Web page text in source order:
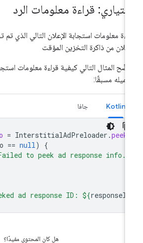
قراءة معلومات الرد
معلومات استجابة الإعلان التالي الذي تم
من ذاكرة التخزين المؤقت
المثال التالي كيفية قراءة معلومات استجابة
مسبقًا:
Kotlin
= InterstitialAdPreloader.
== null
"Failed to peek ad response info."
ad response ID: ${
هل كان المحتوى مفيدًا؟